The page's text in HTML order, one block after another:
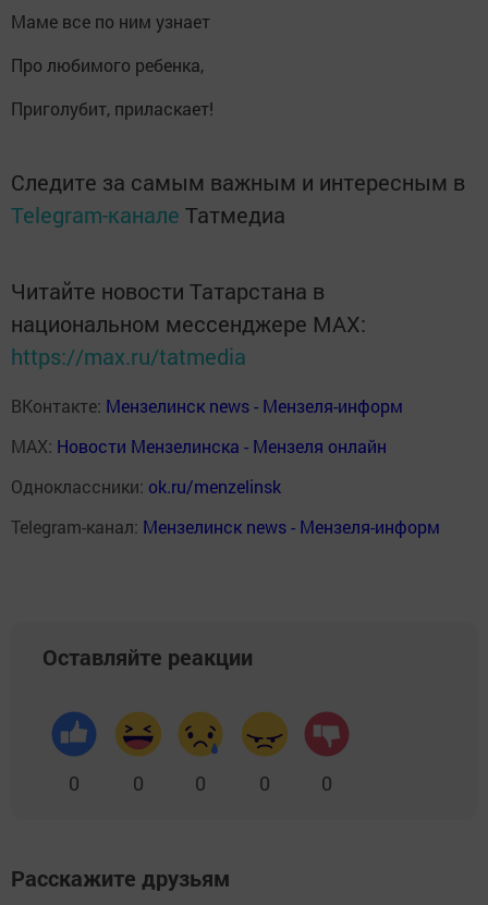
Маме все по ним узнает
Про любимого ребенка,
Приголубит, приласкает!
Следите за самым важным и интересным в
Telegram-канале Татмедиа
Читайте новости Татарстана в
национальном мессенджере MАХ:
https://max.ru/tatmedia
ВКонтакте: Мензелинск news - Мензеля-информ
MAX: Новости Мензелинска - Мензеля онлайн
Одноклассники: ok.ru/menzelinsk
Telegram-канал: Мензелинск news - Мензеля-информ
Оставляйте реакции
0 0 0 0 0
Расскажите друзьям